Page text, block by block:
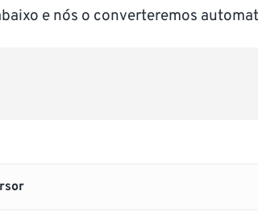
e nós o converteremos